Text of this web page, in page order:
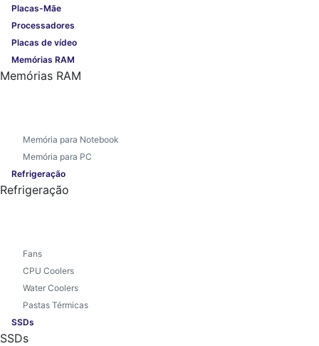
Placas-Mãe
Processadores
Placas de vídeo
Memórias RAM
Memórias RAM
Memória para Notebook
Memória para PC
Refrigeração
Refrigeração
Fans
CPU Coolers
Water Coolers
Pastas Térmicas
SSDs
SSDs